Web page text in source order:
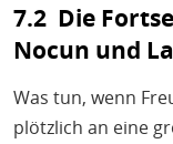
7.2 Die
Nocun und
Was tun, wenn
plötzlich an eine